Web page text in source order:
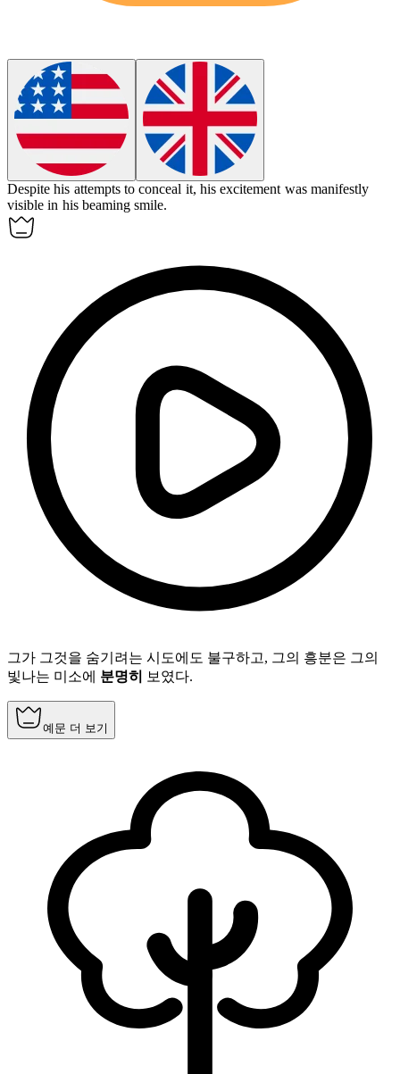
Despite his attempts to conceal it, his excitement was manifestly
visible in his beaming smile.
그가 그것을 숨기려는 시도에도 불구하고, 그의 흥분은 그의
빛나는 미소에 분명히 보였다.
예문 더 보기